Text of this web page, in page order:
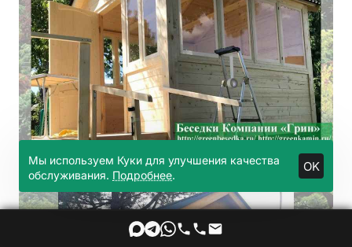
Мы используем Куки для улучшения качества
обслуживания. Подробнее.
OK